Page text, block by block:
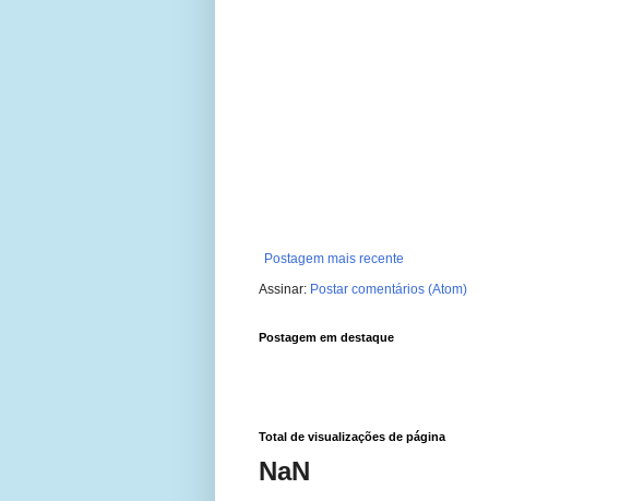
Postagem mais recente
Assinar: Postar comentários (Atom)
Postagem em destaque
Total de visualizações de página
NaN